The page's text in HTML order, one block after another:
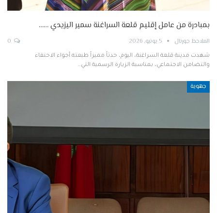
بمبادرة من عامل إقليم قلعة السراغنة سمير اليزيدي ……
الملاحظ جورنال 5 يونيو, 2026
شهدت مدينة قلعة السراغنة، اليوم، حدثاً مميزاً طبعته أجواء الاحتفاء
والتضامن الاجتماعي، بمناسبة الزيارة الرسمية التي…
جهوية